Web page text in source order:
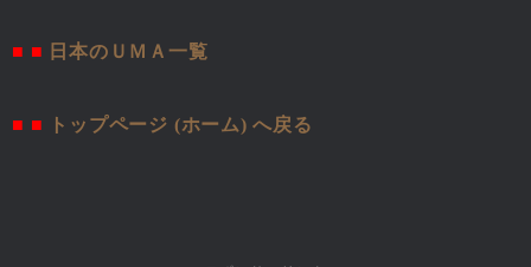
■ ■ 日本のＵＭＡ一覧
■ ■ トップページ (ホーム) へ戻る